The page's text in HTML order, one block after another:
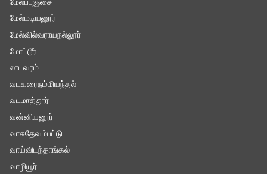
மேல்ப்புஞ்சை
மேல்மடியனூர்
மேல்வில்வராயநல்லூர்
மோட்டூர்
லாடவரம்
வடகரைநம்மியந்தல்
வடமாத்தூர்
வன்னியனூர்
வாசுதேவம்பட்டு
வாய்விடந்தாங்கல்
வாழியூர்